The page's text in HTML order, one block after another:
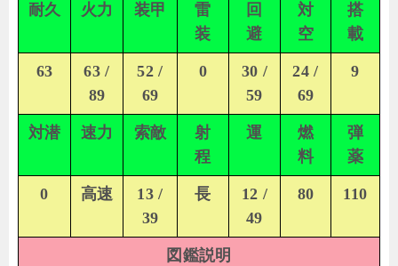
耐久 火力 装甲
雷
装
回
避
対
空
搭
載
63
63 /
89
52 /
69
0
30 /
59
24 /
69
9
対潜 速力 索敵
射
程
運
燃
料
弾
薬
0 高速
13 /
39
長
12 /
49
80 110
図鑑説明